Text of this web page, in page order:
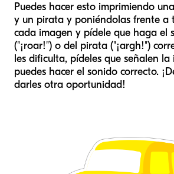
Puedes hacer esto imprimiendo
y un pirata y poniéndolas frente a
cada imagen y pídele que haga el
("¡roar!") o del pirata ("¡argh!")
les dificulta, pídeles que señalen
puedes hacer el sonido correcto.
darles otra oportunidad!